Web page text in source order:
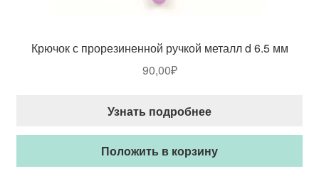
Крючок с прорезиненной ручкой металл d 6.5 мм
90,00₽
Узнать подробнее
Положить в корзину